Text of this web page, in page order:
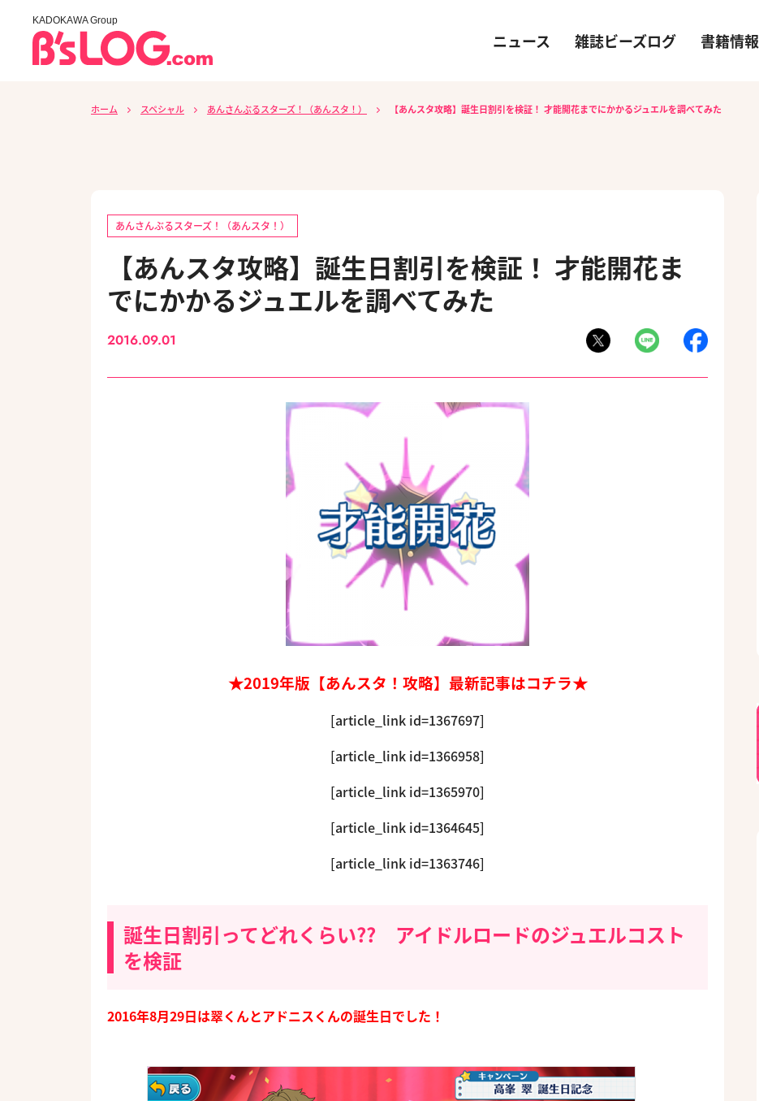
KADOKAWA Group
ニュース 雑誌ビーズログ 書籍情報
ホーム スペシャル あんさんぶるスターズ！（あんスタ！） 【あんスタ攻略】誕生日割引を検証！ 才能開花までにかかるジュエルを調べてみた
あんさんぶるスターズ！（あんスタ！）
【あんスタ攻略】誕生日割引を検証！ 才能開花ま
でにかかるジュエルを調べてみた
2016.09.01
★2019年版【あんスタ！攻略】最新記事はコチラ★
[article_link id=1367697]
[article_link id=1366958]
[article_link id=1365970]
[article_link id=1364645]
[article_link id=1363746]
誕生日割引ってどれくらい?? アイドルロードのジュエルコスト
を検証
2016年8月29日は翠くんとアドニスくんの誕生日でした！